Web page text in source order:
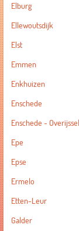
Elburg
Ellewoutsdijk
Elst
Emmen
Enkhuizen
Enschede
Enschede - Overijssel
Epe
Epse
Ermelo
Etten-Leur
Galder